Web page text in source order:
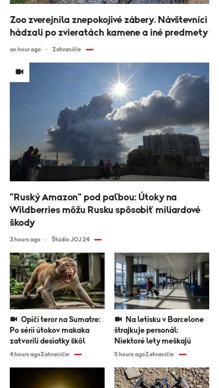
Zoo zverejnila znepokojivé zábery. Návštevníci
hádzali po zvieratách kamene a iné predmety
an hour ago Zahraničie
"Ruský Amazon" pod paľbou: Útoky na
Wildberries môžu Rusku spôsobiť miliardové
škody
3 hours ago Štúdio JOJ 24
Po sérii útokov makaka
zatvorili desiatky škôl
4 hours agoZahraničie
štrajkuje personál:
Niektoré lety meškajú
5 hours agoZahraničie